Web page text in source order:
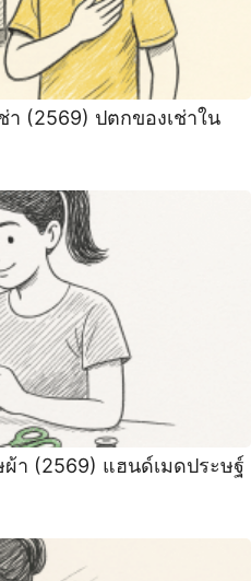
า (2569) ปตกของเช่าใน
า (2569) แฮนด์เมดประษฐ์